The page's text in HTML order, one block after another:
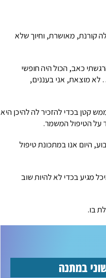
כולה קורנת, מאושרת, וחיוך שלא
כאב, הכול היה חופשי
מוצאת, אני בעננים,
קטן בכדי להזכיר לה להיכן היא
על הטיפול המשמר.
היום אנו במתכונת טיפול
מגיע בכדי לא להיות שוב
בו.
במתנה